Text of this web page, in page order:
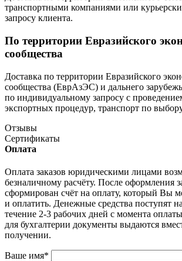
транспортными компаниями или
запросу клиента.
По территории Евразийского
сообщества
Доставка по территории Евразийского
сообщества (ЕврАзЭС) и дальнего
по индивидуальному запросу с
экспортных процедур, транспорт по
Отзывы
Сертификаты
Оплата
Оплата заказов юридическими лицами
безналичному расчёту. После оформления
сформирован счёт на оплату, который Вы
и оплатить. Денежные средства поступят
течение 2-3 рабочих дней с момента
для бухгалтерии документы выдаются
получении.
Ваше имя*